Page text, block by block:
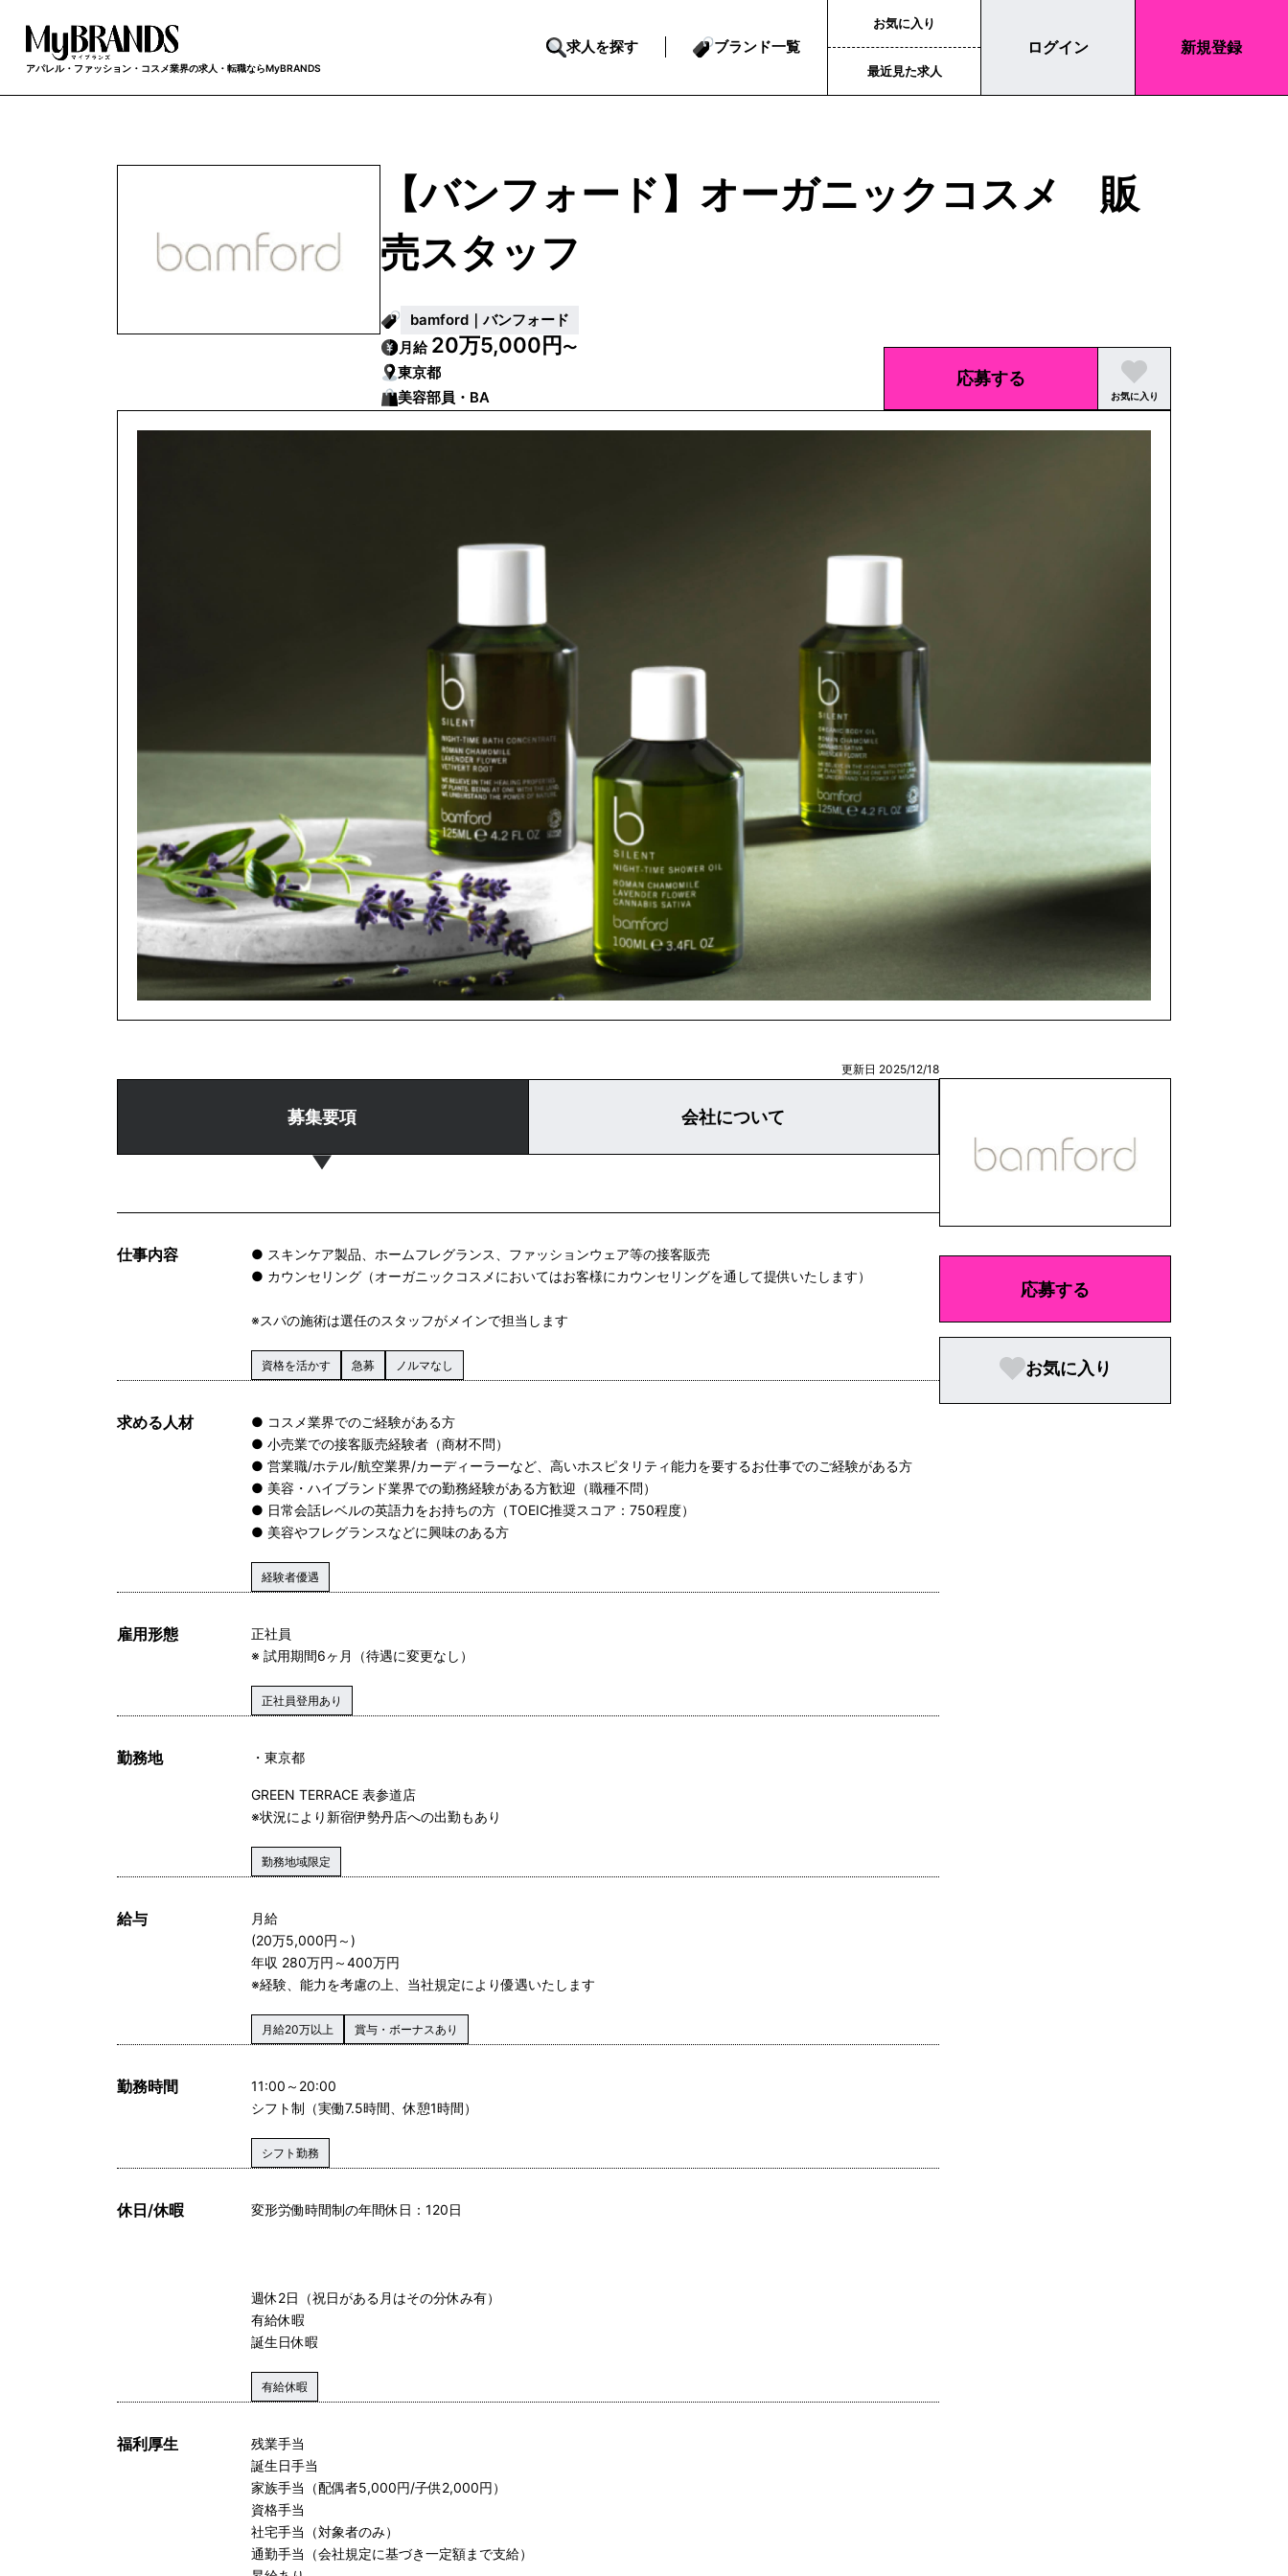
アパレル・ファッション・コスメ業界の求人・転職ならMyBRANDS
求人を探す ブランド一覧
お気に入り
最近見た求人
ログイン 新規登録
【バンフォード】オーガニックコスメ 販
売スタッフ
bamford｜バンフォード
月給 20万5,000円〜
東京都
美容部員・BA
応募する
お気に入り
更新日 2025/12/18
募集要項 会社について
仕事内容
● スキンケア製品、ホームフレグランス、ファッションウェア等の接客販売
● カウンセリング（オーガニックコスメにおいてはお客様にカウンセリングを通して提供いたします）
※スパの施術は選任のスタッフがメインで担当します
資格を活かす 急募 ノルマなし
求める人材
● コスメ業界でのご経験がある方
● 小売業での接客販売経験者（商材不問）
● 営業職/ホテル/航空業界/カーディーラーなど、高いホスピタリティ能力を要するお仕事でのご経験がある方
● 美容・ハイブランド業界での勤務経験がある方歓迎（職種不問）
● 日常会話レベルの英語力をお持ちの方（TOEIC推奨スコア：750程度）
● 美容やフレグランスなどに興味のある方
経験者優遇
雇用形態
正社員
※ 試用期間6ヶ月（待遇に変更なし）
正社員登用あり
勤務地 東京都
GREEN TERRACE 表参道店
※状況により新宿伊勢丹店への出勤もあり
勤務地域限定
給与
月給
(20万5,000円～)
年収 280万円～400万円
※経験、能力を考慮の上、当社規定により優遇いたします
月給20万以上 賞与・ボーナスあり
勤務時間
11:00～20:00
シフト制（実働7.5時間、休憩1時間）
シフト勤務
休日/休暇 変形労働時間制の年間休日：120日
週休2日（祝日がある月はその分休み有）
有給休暇
誕生日休暇
有給休暇
福利厚生
残業手当
誕生日手当
家族手当（配偶者5,000円/子供2,000円）
資格手当
社宅手当（対象者のみ）
通勤手当（会社規定に基づき一定額まで支給）
応募する
お気に入り